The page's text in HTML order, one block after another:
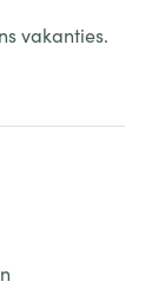
vakanties.